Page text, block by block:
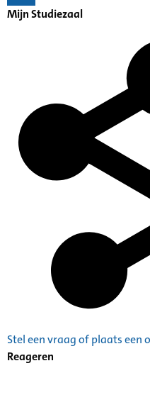
Mijn Studiezaal
Stel een vraag of plaats een
Reageren